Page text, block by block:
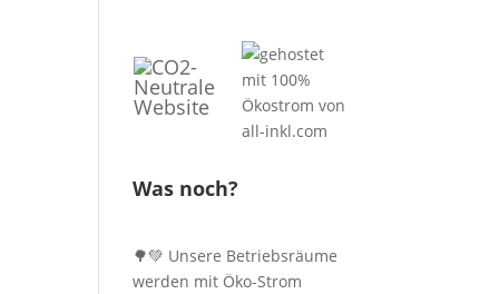
Was noch?
🌳💚 Unsere Betriebsräume
werden mit Öko-Strom